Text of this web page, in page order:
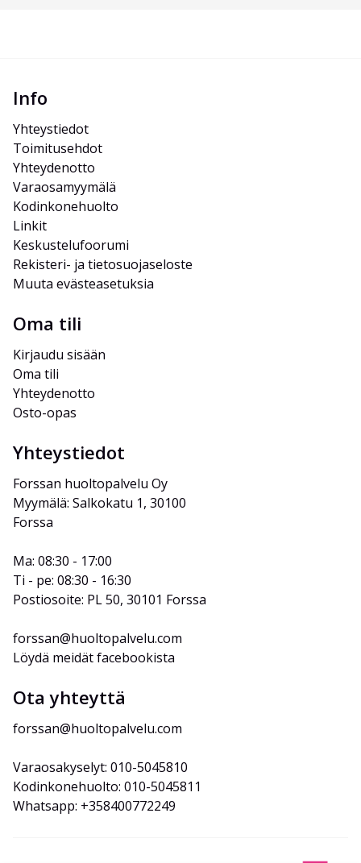
Info
Yhteystiedot
Toimitusehdot
Yhteydenotto
Varaosamyymälä
Kodinkonehuolto
Linkit
Keskustelufoorumi
Rekisteri- ja tietosuojaseloste
Muuta evästeasetuksia
Oma tili
Kirjaudu sisään
Oma tili
Yhteydenotto
Osto-opas
Yhteystiedot
Forssan huoltopalvelu Oy
Myymälä: Salkokatu 1, 30100
Forssa
Ma: 08:30 - 17:00
Ti - pe: 08:30 - 16:30
Postiosoite: PL 50, 30101 Forssa
forssan@huoltopalvelu.com
Löydä meidät facebookista
Ota yhteyttä
forssan@huoltopalvelu.com
Varaosakyselyt: 010-5045810
Kodinkonehuolto: 010-5045811
Whatsapp: +358400772249